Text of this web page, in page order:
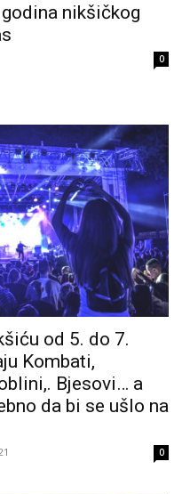
nikšičkog
0
od 5. do 7.
Kombati,
Bjesovi… a
da bi se ušlo na
0